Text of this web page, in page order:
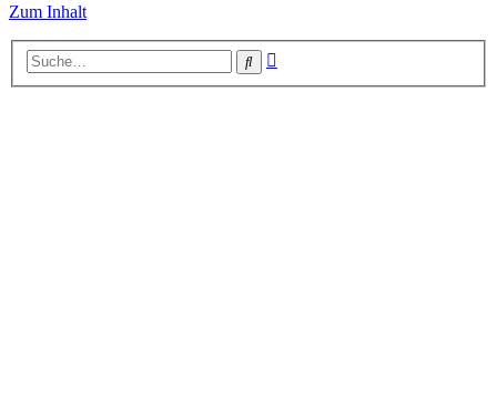
Zum Inhalt
Suche